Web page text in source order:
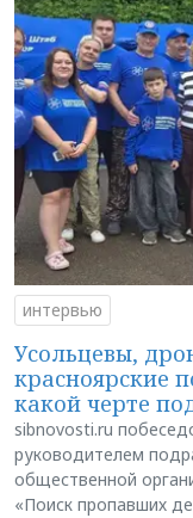
интервью
Усольцевы,
красноярские
какой черте
sibnovosti.ru
руководителем
общественной
«Поиск пропавших